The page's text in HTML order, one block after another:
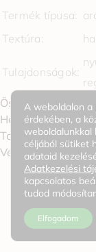
Termék típusa:
Textúra:
Tulajdonságok:
Összetevők /
Használat
További
Vélemények0
A weboldalon a
érdekében, a
weboldalunkkal
céljából sütiket
adataid
Adatkezelési
kapcsolatos
tudod
Elfogadom